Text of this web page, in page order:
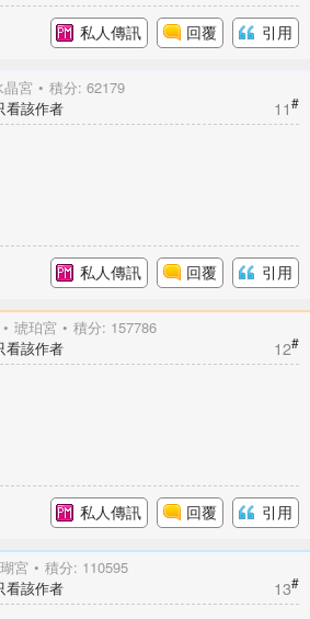
私人傳訊 回覆 引用
晶宮 積分: 62179
11#
看該作者
私人傳訊 回覆 引用
琥珀宮 積分: 157786
12#
看該作者
私人傳訊 回覆 引用
宮 積分: 110595
13#
看該作者